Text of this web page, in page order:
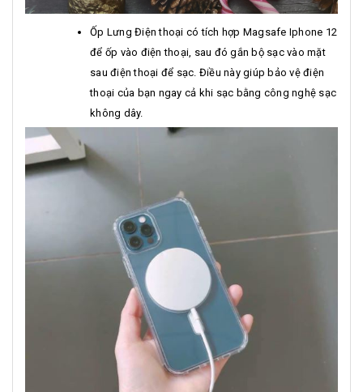
Ốp Lưng Điện thoại có tích hợp Magsafe Iphone 12
để ốp vào điện thoại, sau đó gắn bộ sạc vào mặt
sau điện thoại để sạc. Điều này giúp bảo vệ điện
thoại của bạn ngay cả khi sạc bằng công nghệ sạc
không dây.